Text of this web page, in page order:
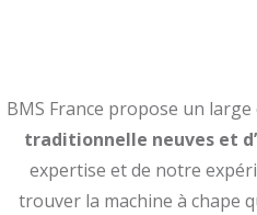
BMS France propose un large
traditionnelle neuves et
expertise et de notre
trouver la machine à chape